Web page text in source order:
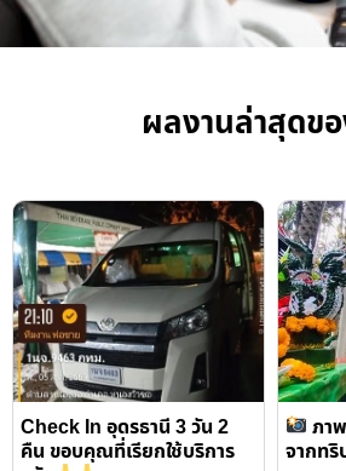
ผลงานล่าสุดขอ
Check In อุดรธานี 3 วัน 2
คืน ขอบคุณที่เรียกใช้บริการ
ภา
จากทริ